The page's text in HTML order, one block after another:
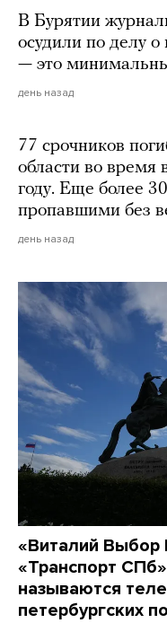
В Бурятии
осудили по делу
— это
день назад
77 срочников
области во
году. Еще более
пропавшими без
день назад
«Виталий Выбор
«Транспорт
называются
петербургских